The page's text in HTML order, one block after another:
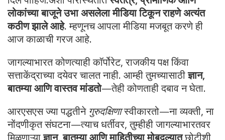
लोकांच्या बाजूने उभा असलेला मीडिया टिकून राहणे अत्यंत
कठीण झाले आहे. म्हणूनच आपला मीडिया मजबूत करणे ही
आज काळाची गरज आहे.
जागल्याभारत कोणत्याही कॉर्पोरेट, राजकीय पक्ष किंवा
सत्ताकेंद्राच्या दयेवर चालत नाही. आम्ही तुमच्यासाठीज्ञान,
बातम्या आणि वास्तव मांडतो—तेही कोणताही दबाव न घेता.
आरएसएस ज्या पद्धतीने गुरुदक्षिणास्वीकारतो—ना व्यक्ती, ना
नोंदणीकृत संघटना—त्याच धर्तीवर, तुम्हीही जागल्याभारतवर
मिळणाऱ्याज्ञान, बातम्या आणि माहितीच्या मोबदल्यातछोटीशी